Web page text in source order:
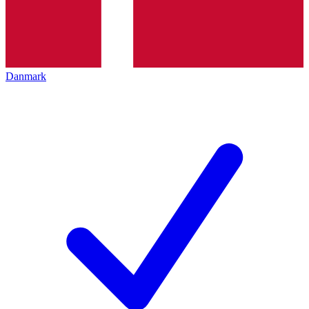
Danmark